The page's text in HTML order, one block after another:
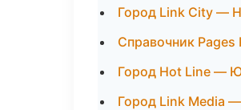
Город Link City —
Справочник
Город Hot Line —
Город Link Media